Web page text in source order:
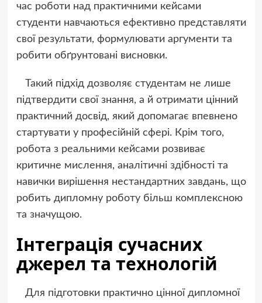
час роботи над практичними кейсами
студенти навчаються ефективно представляти
свої результати, формулювати аргументи та
робити обґрунтовані висновки.
Такий підхід дозволяє студентам не лише
підтвердити свої знання, а й отримати цінний
практичний досвід, який допомагає впевнено
стартувати у професійній сфері. Крім того,
робота з реальними кейсами розвиває
критичне мислення, аналітичні здібності та
навички вирішення нестандартних завдань, що
робить дипломну роботу більш комплексною
та значущою.
Інтеграція сучасних
джерел та технологій
Для підготовки практично цінної дипломної